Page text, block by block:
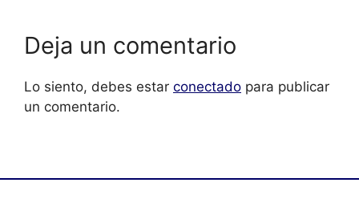
Deja un comentario
Lo siento, debes estar conectado para publicar
un comentario.